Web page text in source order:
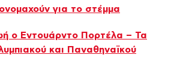
για το στέμμα
ο Εντουάρντο Πορτέλα – Τα
και Παναθηναϊκού